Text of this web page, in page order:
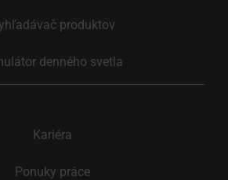
produktov
denného svetla
Kariéra
Ponuky práce